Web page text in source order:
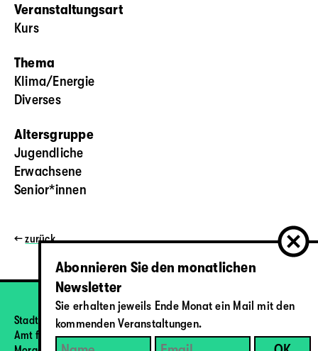
Veranstaltungsart
Kurs
Thema
Klima/Energie
Diverses
Altersgruppe
Jugendliche
Erwachsene
Senior*innen
←zurück
Stadt Bern
Amt für Umweltschutz
Abonnieren Sie den monatlichen
Newsletter
Sie erhalten jeweils Ende Monat ein Mail mit den
kommenden Veranstaltungen.